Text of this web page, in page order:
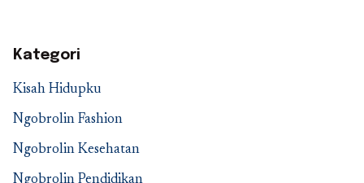
Kategori
Kisah Hidupku
Ngobrolin Fashion
Ngobrolin Kesehatan
Ngobrolin Pendidikan